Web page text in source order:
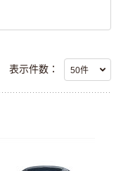
表示件数：